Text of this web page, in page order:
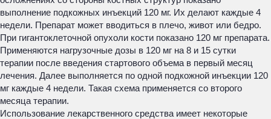
выполнение подкожных инъекций 120 мг. Их делают каждые 4
недели. Препарат может вводиться в плечо, живот или бедро.
При гигантоклеточной опухоли кости показано 120 мг препарата.
Применяются нагрузочные дозы в 120 мг на 8 и 15 сутки
терапии после введения стартового объема в первый месяц
лечения. Далее выполняется по одной подкожной инъекции 120
мг каждые 4 недели. Такая схема применяется со второго
месяца терапии.
Использование лекарственного средства имеет некоторые